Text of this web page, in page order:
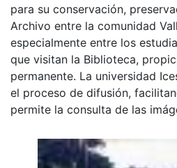
para su conservación,
Archivo entre la comunidad
especialmente entre los
que visitan la Biblioteca,
permanente. La universidad
el proceso de difusión,
permite la consulta de las